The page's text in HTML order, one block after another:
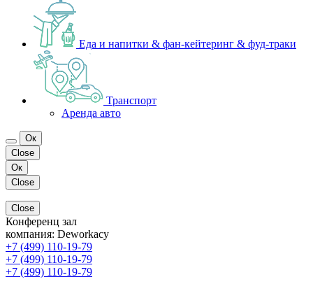
Еда и напитки & фан-кейтеринг & фуд-траки
Транспорт
Аренда авто
Ок
Close
Ок
Close
Close
Конференц зал
компания: Deworkacy
+7 (499) 110-19-79
+7 (499) 110-19-79
+7 (499) 110-19-79